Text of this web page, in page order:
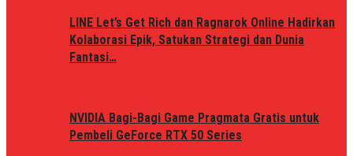
LINE Let’s Get Rich dan Ragnarok Online Hadirkan
Kolaborasi Epik, Satukan Strategi dan Dunia
Fantasi…
NVIDIA Bagi-Bagi Game Pragmata Gratis untuk
Pembeli GeForce RTX 50 Series